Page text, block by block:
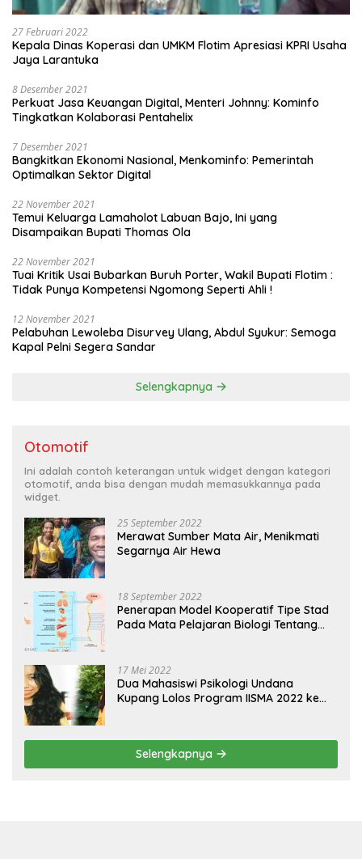
27 Februari 2022
Kepala Dinas Koperasi dan UMKM Flotim Apresiasi KPRI Usaha
Jaya Larantuka
8 Desember 2021
Perkuat Jasa Keuangan Digital, Menteri Johnny: Kominfo
Tingkatkan Kolaborasi Pentahelix
7 Desember 2021
Bangkitkan Ekonomi Nasional, Menkominfo: Pemerintah
Optimalkan Sektor Digital
22 November 2021
Temui Keluarga Lamaholot Labuan Bajo, Ini yang
Disampaikan Bupati Thomas Ola
22 November 2021
Tuai Kritik Usai Bubarkan Buruh Porter, Wakil Bupati Flotim :
Tidak Punya Kompetensi Ngomong Seperti Ahli !
12 November 2021
Pelabuhan Lewoleba Disurvey Ulang, Abdul Syukur: Semoga
Kapal Pelni Segera Sandar
Selengkapnya
Otomotif
Ini adalah contoh keterangan untuk widget dengan kategori
otomotif, anda bisa dengan mudah memasukkannya pada
widget.
25 September 2022
Merawat Sumber Mata Air, Menikmati
Segarnya Air Hewa
18 September 2022
Penerapan Model Kooperatif Tipe Stad
Pada Mata Pelajaran Biologi Tentang
17 Mei 2022
Dua Mahasiswi Psikologi Undana
Kupang Lolos Program IISMA 2022 ke
Selengkapnya